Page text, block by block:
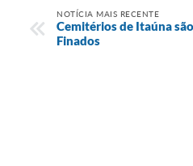
NOTÍCIA MAIS RECENTE
Cemitérios de Itaúna
Finados